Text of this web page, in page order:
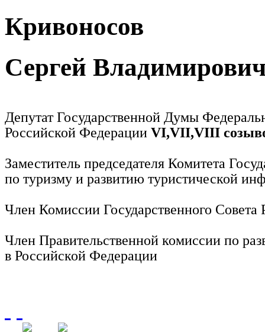
Кривоносов
Сергей
Депутат Государственной Думы
Российской Федерации VI,VII,VIII
Заместитель председателя Комитета
по туризму и развитию туристической
Член Комиссии Государственного
Член Правительственной комиссии по
в Российской Федерации